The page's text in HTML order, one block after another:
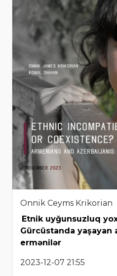
Onnik Ceyms Krikorian
Etnik uyğunsuzluq
Gürcüstanda yaşayan
ermənilər
2023-12-07 21:55